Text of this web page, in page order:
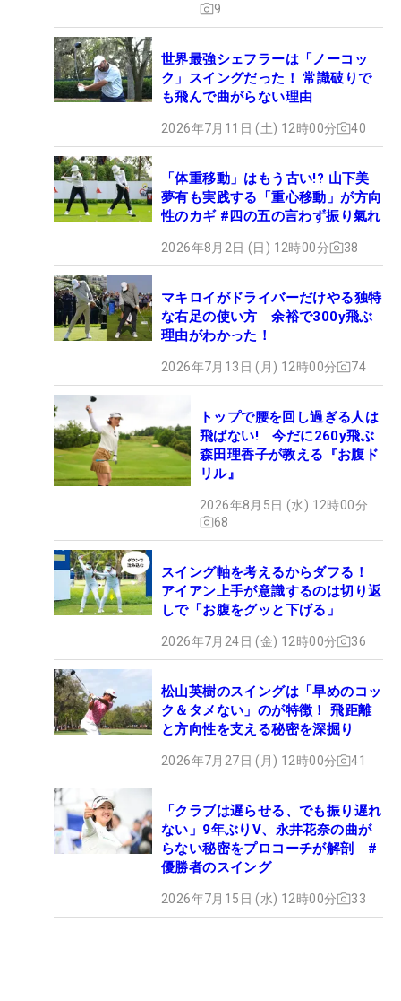
9
世界最強シェフラーは「ノーコッ
ク」スイングだった！ 常識破りで
も飛んで曲がらない理由
2026年7月11日 (土) 12時00分 40
「体重移動」はもう古い!? 山下美
夢有も実践する「重心移動」が方向
性のカギ #四の五の言わず振り氣れ
2026年8月2日 (日) 12時00分 38
マキロイがドライバーだけやる独特
な右足の使い方 余裕で300y飛ぶ
理由がわかった！
2026年7月13日 (月) 12時00分 74
トップで腰を回し過ぎる人は
飛ばない! 今だに260y飛ぶ
森田理香子が教える『お腹ド
リル』
2026年8月5日 (水) 12時00分
68
スイング軸を考えるからダフる！
アイアン上手が意識するのは切り返
しで「お腹をグッと下げる」
2026年7月24日 (金) 12時00分 36
松山英樹のスイングは「早めのコッ
ク＆タメない」のが特徴！ 飛距離
と方向性を支える秘密を深掘り
2026年7月27日 (月) 12時00分 41
「クラブは遅らせる、でも振り遅れ
ない」9年ぶりV、永井花奈の曲が
らない秘密をプロコーチが解剖 #
優勝者のスイング
2026年7月15日 (水) 12時00分 33